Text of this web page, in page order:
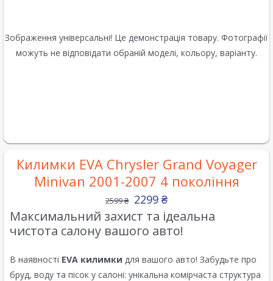
Зображення універсальні! Це демонстрація товару. Фотографії
можуть не відповідати обраній моделі, кольору, варіанту.
Килимки EVA Chrysler Grand Voyager
Minivan 2001-2007 4 покоління
2599₴ 2299 ₴
Максимальний захист та ідеальна
чистота салону вашого авто!
В наявності EVA килимки для вашого авто! Забудьте про
бруд, воду та пісок у салоні: унікальна комірчаста структура